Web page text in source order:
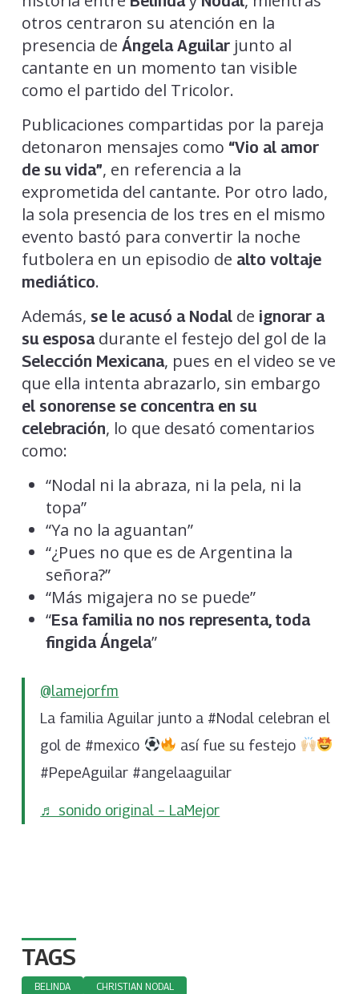
otros centraron su atención en la
presencia de Ángela Aguilarjunto al
cantante en un momento tan visible
como el partido del Tricolor.
Publicaciones compartidas por la pareja
detonaron mensajes como “Vio al amor
de su vida”, en referencia a la
exprometida del cantante. Por otro lado,
la sola presencia de los tres en el mismo
evento bastó para convertir la noche
futbolera en un episodio de alto voltaje
mediático.
Además, se le acusó a Nodal de ignorar a
su esposadurante el festejo del gol de la
Selección Mexicana, pues en el video se ve
que ella intenta abrazarlo, sin embargo
el sonorense se concentra en su
celebración, lo que desató comentarios
como:
“Nodal ni la abraza, ni la pela, ni la
topa”
“Ya no la aguantan”
“¿Pues no que es de Argentina la
señora?”
“Más migajera no se puede”
“Esa familia no nos representa, toda
fingida Ángela”
@lamejorfm
La familia Aguilar junto a #Nodal celebran el
gol de #mexico
así fue su festejo
#PepeAguilar #angelaaguilar
♬ sonido original – LaMejor
TAGS
BELINDA CHRISTIAN NODAL